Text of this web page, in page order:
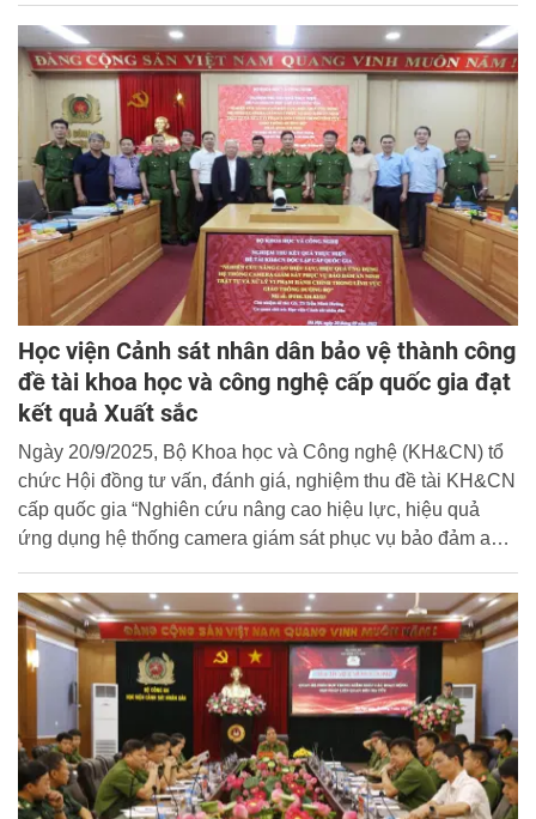
pháp luật về trật tự, an toàn giao thông cho các cơ sở giáo
dục trên địa bàn thành phố Hà Nội.
Học viện Cảnh sát nhân dân bảo vệ thành công
đề tài khoa học và công nghệ cấp quốc gia đạt
kết quả Xuất sắc
Ngày 20/9/2025, Bộ Khoa học và Công nghệ (KH&CN) tổ
chức Hội đồng tư vấn, đánh giá, nghiệm thu đề tài KH&CN
cấp quốc gia “Nghiên cứu nâng cao hiệu lực, hiệu quả
ứng dụng hệ thống camera giám sát phục vụ bảo đảm an
thông đường bộ” do Học viện Cảnh sát nhân dân (CSND)
chủ trì, GS.TS. Trần Minh Hưởng là chủ nhiệm đề tài.